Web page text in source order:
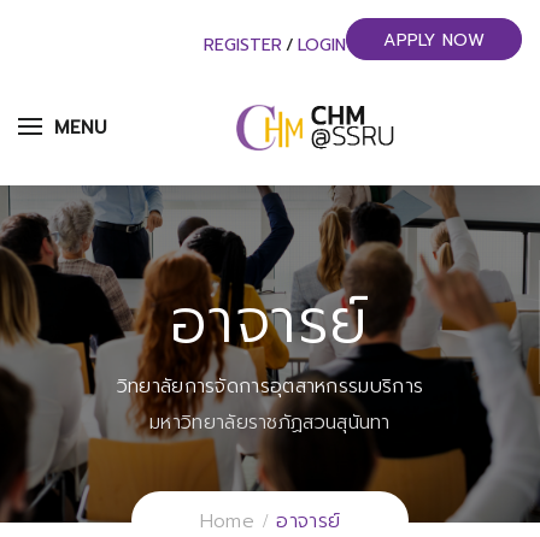
MENU
REGISTER / LOGIN APPLY NOW
อาจารย์
วิทยาลัยการจัดการอุตสาหกรรมบริการ
มหาวิทยาลัยราชภัฏสวนสุนันทา
Home อาจารย์